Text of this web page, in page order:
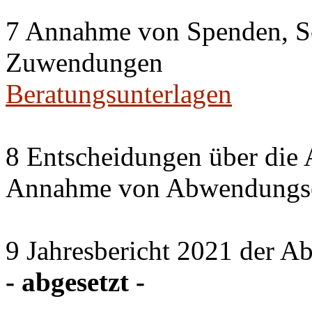
7 Annahme von Spenden,
Zuwendungen
Beratungsunterlagen
8 Entscheidungen über
Annahme von
9 Jahresbericht 2021 der
- abgesetzt -